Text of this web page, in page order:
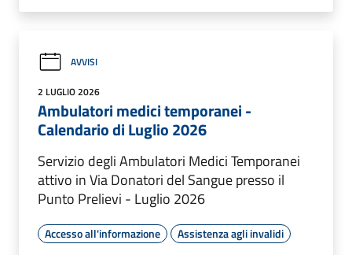
AVVISI
2 LUGLIO 2026
Ambulatori medici temporanei -
Calendario di Luglio 2026
Servizio degli Ambulatori Medici Temporanei
attivo in Via Donatori del Sangue presso il
Punto Prelievi - Luglio 2026
Accesso all'informazione Assistenza agli invalidi